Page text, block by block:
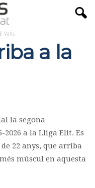
Valls
a la
la segona
a la Lliga Elit. Es
22 anys, que arriba
múscul en aquesta